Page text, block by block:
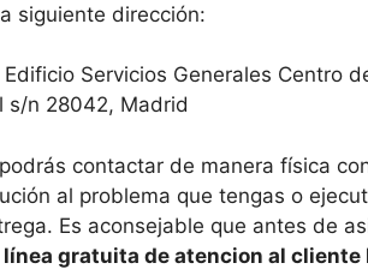
siguiente dirección:
Servicios Generales Centro
s/n 28042, Madrid
contactar de manera física
al problema que tengas o
Es aconsejable que antes de
línea gratuita de atencion al cliente